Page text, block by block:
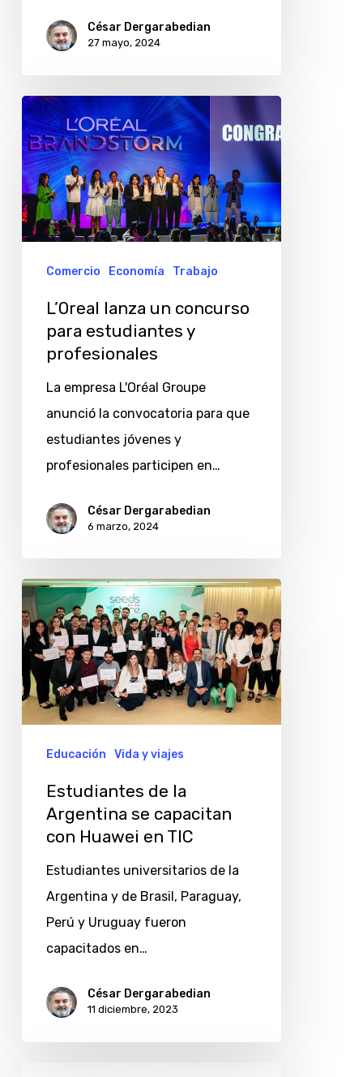
César Dergarabedian
27 mayo, 2024
L’Oreal
lanza
un
concurso
para
estudiantes
Comercio Economía Trabajo
L’Oreal lanza un concurso
para estudiantes y
profesionales
La empresa L'Oréal Groupe
anunció la convocatoria para que
estudiantes jóvenes y
profesionales participen en…
César Dergarabedian
6 marzo, 2024
Estudiantes
de
la
Argentina
se
capacitan
Educación Vida y viajes
Estudiantes de la
Argentina se capacitan
con Huawei en TIC
Estudiantes universitarios de la
Argentina y de Brasil, Paraguay,
Perú y Uruguay fueron
capacitados en…
César Dergarabedian
11 diciembre, 2023